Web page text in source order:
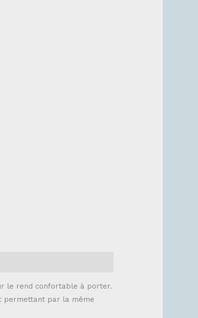
le rend confortable à porter.
permettant par la même